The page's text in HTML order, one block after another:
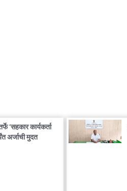
‘सहकार कार्यकर्ता
अर्जाची मुदत